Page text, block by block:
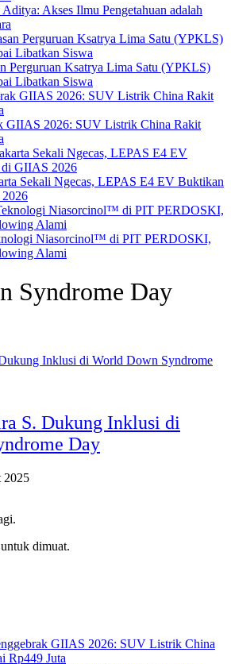
Akses Ilmu Pengetahuan adalah
Perguruan Ksatrya Lima Satu (YPKLS)
Libatkan Siswa
GIIAS 2026: SUV Listrik China Rakit
Sekali Ngecas, LEPAS E4 EV Buktikan
Niasorcinol™ di PIT PERDOSKI,
Alami
Syndrome Day
S. Dukung Inklusi di
Day
2025
dimuat.